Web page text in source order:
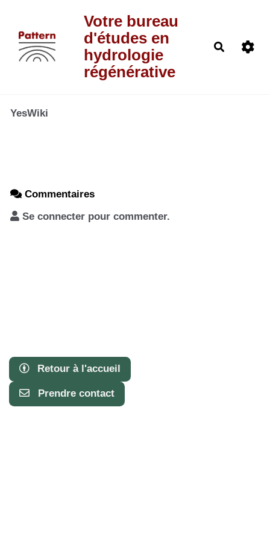
Aller au contenu principal
Votre bureau
d'études en
hydrologie
régénérative
YesWiki
Commentaires
Se connecter pour commenter.
Retour à l'accueil
Prendre contact